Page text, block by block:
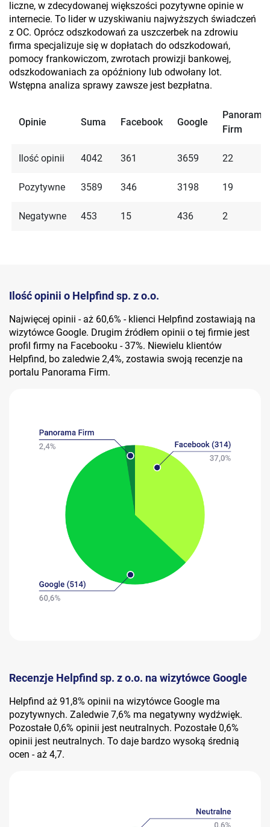
liczne, w zdecydowanej większości pozytywne opinie w
internecie. To lider w uzyskiwaniu najwyższych świadczeń
z OC. Oprócz odszkodowań za uszczerbek na zdrowiu
firma specjalizuje się w dopłatach do odszkodowań,
pomocy frankowiczom, zwrotach prowizji bankowej,
odszkodowaniach za opóźniony lub odwołany lot.
Wstępna analiza sprawy zawsze jest bezpłatna.
Opinie Suma Facebook Google
Panorama
Firm
Ilość opinii 4042 361 3659 22
Pozytywne 3589 346 3198 19
Negatywne 453 15 436 2
Ilość opinii o Helpfind sp. z o.o.
Najwięcej opinii - aż 60,6% - klienci Helpfind zostawiają na
wizytówce Google. Drugim źródłem opinii o tej firmie jest
profil firmy na Facebooku - 37%. Niewielu klientów
Helpfind, bo zaledwie 2,4%, zostawia swoją recenzje na
portalu Panorama Firm.
Recenzje Helpfind sp. z o.o. na wizytówce Google
Helpfind aż 91,8% opinii na wizytówce Google ma
pozytywnych. Zaledwie 7,6% ma negatywny wydźwięk.
Pozostałe 0,6% opinii jest neutralnych. Pozostałe 0,6%
opinii jest neutralnych. To daje bardzo wysoką średnią
ocen - aż 4,7.